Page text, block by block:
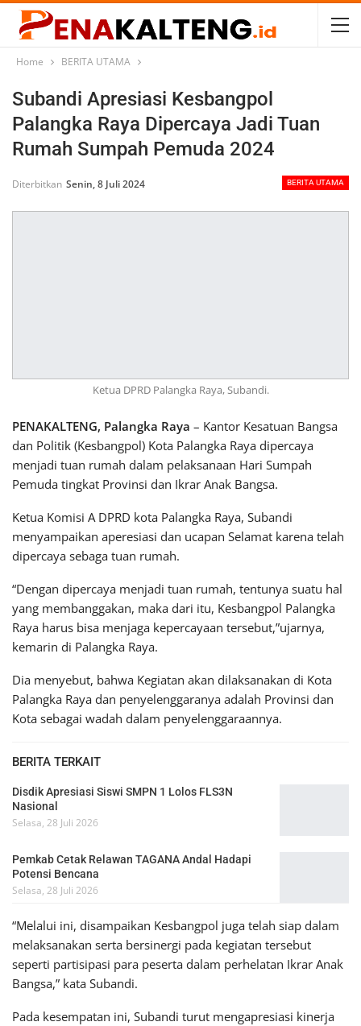
Home BERITA UTAMA
Subandi Apresiasi Kesbangpol
Palangka Raya Dipercaya Jadi Tuan
Rumah Sumpah Pemuda 2024
BERITA UTAMA
Diterbitkan Senin, 8 Juli 2024
Ketua DPRD Palangka Raya, Subandi.
PENAKALTENG, Palangka Raya – Kantor Kesatuan Bangsa
dan Politik (Kesbangpol) Kota Palangka Raya dipercaya
menjadi tuan rumah dalam pelaksanaan Hari Sumpah
Pemuda tingkat Provinsi dan Ikrar Anak Bangsa.
Ketua Komisi A DPRD kota Palangka Raya, Subandi
menyampaikan aperesiasi dan ucapan Selamat karena telah
dipercaya sebaga tuan rumah.
“Dengan dipercaya menjadi tuan rumah, tentunya suatu hal
yang membanggakan, maka dari itu, Kesbangpol Palangka
Raya harus bisa menjaga kepercayaan tersebut,”ujarnya,
kemarin di Palangka Raya.
Dia menyebut, bahwa Kegiatan akan dilaksanakan di Kota
Palangka Raya dan penyelenggaranya adalah Provinsi dan
Kota sebagai wadah dalam penyelenggaraannya.
BERITA TERKAIT
Disdik Apresiasi Siswi SMPN 1 Lolos FLS3N
Nasional
Selasa, 28 Juli 2026
Pemkab Cetak Relawan TAGANA Andal Hadapi
Potensi Bencana
Selasa, 28 Juli 2026
“Melalui ini, disampaikan Kesbangpol juga telah siap dalam
melaksanakan serta bersinergi pada kegiatan tersebut
seperti partisipasi para peserta dalam perhelatan Ikrar Anak
Bangsa,” kata Subandi.
Pada kesempatan ini, Subandi turut mengapresiasi kinerja